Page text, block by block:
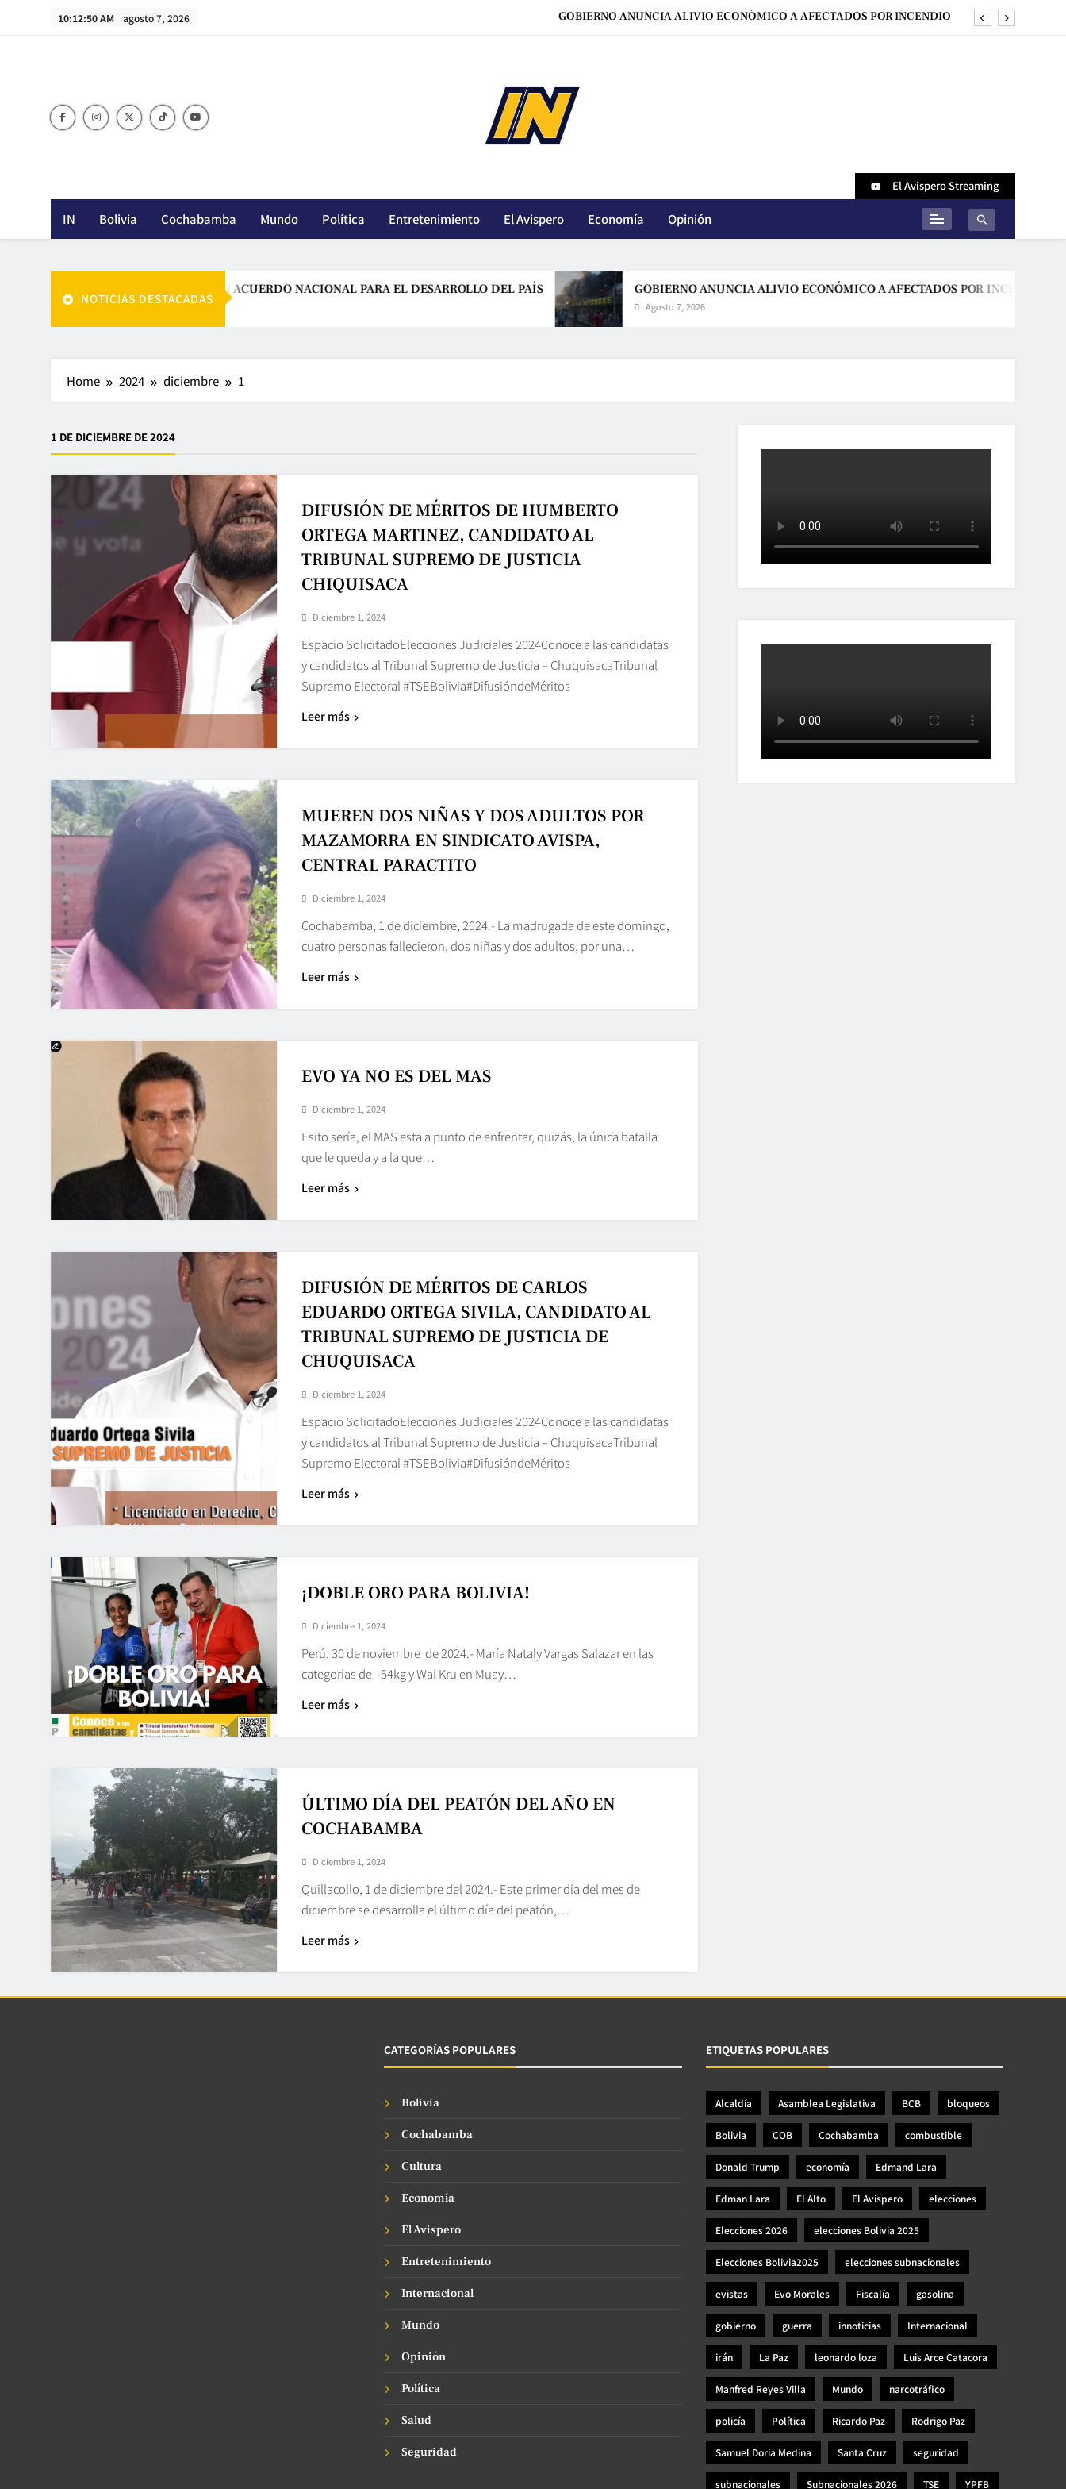
10:12:51 AM agosto 7, 2026 GOBIERNO ANUNCIA ALIVIO ECONÓMICO A AFECTADOS POR INCENDIO
HABRÁ UN ESPACIO PROVISIONAL PARA AFECTADOS DEL INCENDIO DE BARRIO LINDO Y ALIVIO FINANCIERO
PAZ LLAMA A UN GRAN ACUERDO NACIONAL PARA EL DESARROLLO DEL PAÍS
GOBIERNO ANUNCIA ALIVIO ECONÓMICO A AFECTADOS POR INCENDIO
OVIEDO VINCULA OLA DE CRÍMENES EN SANTA CRUZ CON LA RED DE MARSET
HABRÁ UN ESPACIO PROVISIONAL PARA AFECTADOS DEL INCENDIO DE BARRIO LINDO Y ALIVIO FINANCIERO
DE REACTIVACIÓN
innoticiasbo.com
IN Bolivia Cochabamba Mundo Política Entretenimiento El Avispero Economía Opinión
El Avispero Streaming
NOTICIAS DESTACADAS
PAZ LLAMA A UN GRAN ACUERDO NACIONAL PARA EL DESARROLLO DEL PAÍS
Agosto 7, 2026
GOBIERNO ANUNCIA ALIVIO ECONÓMICO A AFECTADOS POR INCENDIO
Agosto 7, 2026
Home 2024 diciembre 1
1 DE DICIEMBRE DE 2024
DIFUSIÓN DE MÉRITOS DE HUMBERTO
ORTEGA MARTINEZ, CANDIDATO AL
TRIBUNAL SUPREMO DE JUSTICIA
CHIQUISACA
Diciembre 1, 2024
Espacio SolicitadoElecciones Judiciales 2024Conoce a las candidatas
y candidatos al Tribunal Supremo de Justicia – ChuquisacaTribunal
Supremo Electoral #TSEBolivia#DifusióndeMéritos
Leer más
MUEREN DOS NIÑAS Y DOS ADULTOS POR
MAZAMORRA EN SINDICATO AVISPA,
CENTRAL PARACTITO
Diciembre 1, 2024
Cochabamba, 1 de diciembre, 2024.- La madrugada de este domingo,
cuatro personas fallecieron, dos niñas y dos adultos, por una…
Leer más
EVO YA NO ES DEL MAS
Diciembre 1, 2024
Esito sería, el MAS está a punto de enfrentar, quizás, la única batalla
que le queda y a la que…
Leer más
DIFUSIÓN DE MÉRITOS DE CARLOS
EDUARDO ORTEGA SIVILA, CANDIDATO AL
TRIBUNAL SUPREMO DE JUSTICIA DE
CHUQUISACA
Diciembre 1, 2024
Espacio SolicitadoElecciones Judiciales 2024Conoce a las candidatas
y candidatos al Tribunal Supremo de Justicia – ChuquisacaTribunal
Supremo Electoral #TSEBolivia#DifusióndeMéritos
Leer más
¡DOBLE ORO PARA BOLIVIA!
Diciembre 1, 2024
Perú. 30 de noviembre de 2024.- María Nataly Vargas Salazar en las
categorias de -54kg y Wai Kru en Muay…
Leer más
ÚLTIMO DÍA DEL PEATÓN DEL AÑO EN
COCHABAMBA
Diciembre 1, 2024
Quillacollo, 1 de diciembre del 2024.- Este primer día del mes de
diciembre se desarrolla el último día del peatón,…
Leer más
CATEGORÍAS POPULARES
Bolivia
Cochabamba
Cultura
Economía
El Avispero
Entretenimiento
Internacional
Mundo
Opinión
Política
Salud
Seguridad
ETIQUETAS POPULARES
Alcaldía Asamblea Legislativa BCB bloqueos
Bolivia COB Cochabamba combustible
Donald Trump economía Edmand Lara
Edman Lara El Alto El Avispero elecciones
Elecciones 2026 elecciones Bolivia 2025
Elecciones Bolivia2025 elecciones subnacionales
evistas Evo Morales Fiscalía gasolina
gobierno guerra innoticias Internacional
irán La Paz leonardo loza Luis Arce Catacora
Manfred Reyes Villa Mundo narcotráfico
policía Política Ricardo Paz Rodrigo Paz
Samuel Doria Medina Santa Cruz seguridad
subnacionales Subnacionales 2026 TSE YPFB